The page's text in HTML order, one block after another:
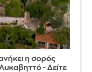
η σορός
- Δείτε